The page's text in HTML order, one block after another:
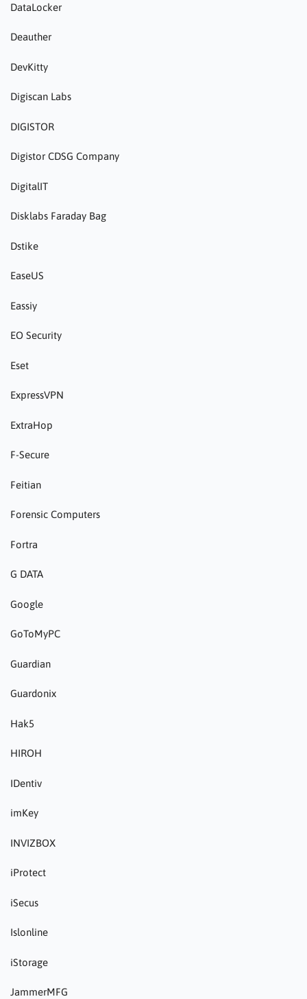
DataLocker
Deauther
DevKitty
Digiscan Labs
DIGISTOR
Digistor CDSG Company
DigitalIT
Disklabs Faraday Bag
Dstike
EaseUS
Eassiy
EO Security
Eset
ExpressVPN
ExtraHop
F-Secure
Feitian
Forensic Computers
Fortra
G DATA
Google
GoToMyPC
Guardian
Guardonix
Hak5
HIROH
IDentiv
imKey
INVIZBOX
iProtect
iSecus
Islonline
iStorage
JammerMFG